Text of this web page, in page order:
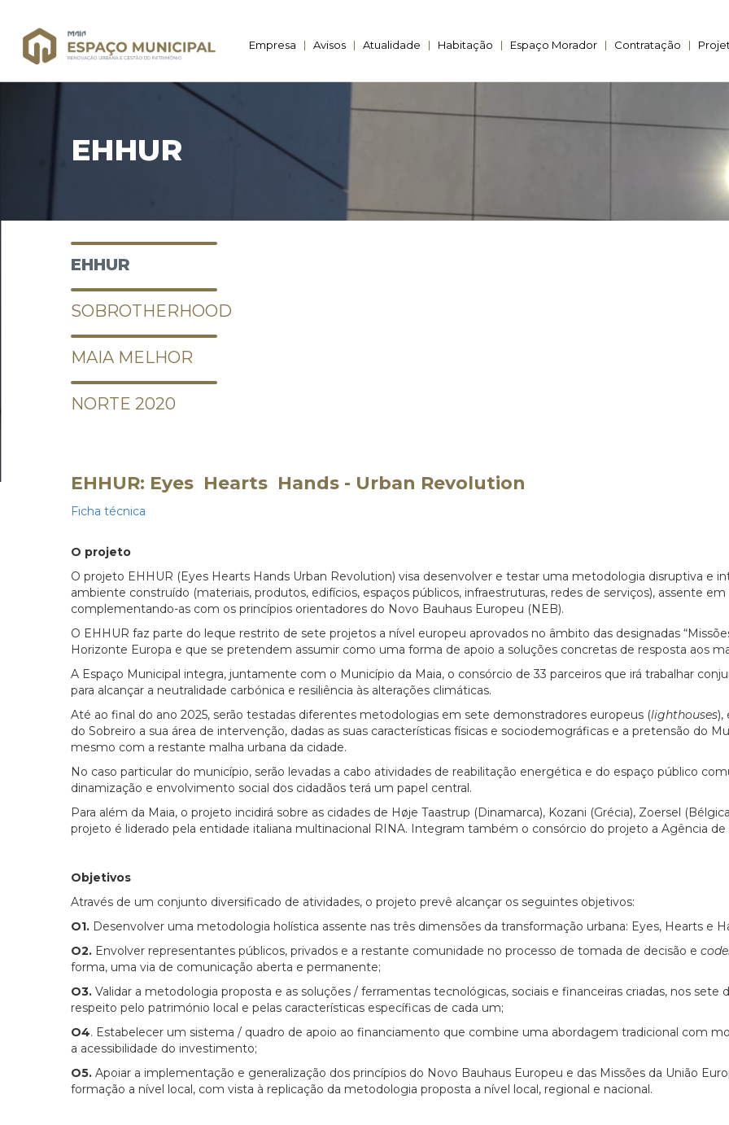
Empresa Avisos Atualidade Habitação Espaço Morador Contratação
EHHUR
EHHUR
SOBROTHERHOOD
MAIA MELHOR
NORTE 2020
EHHUR: Eyes Hearts Hands - Urban Revolution
Ficha técnica
O projeto
O projeto EHHUR (Eyes Hearts Hands Urban Revolution) visa desenvolver e testar uma metodologia disruptiva e
ambiente construído (materiais, produtos, edifícios, espaços públicos, infraestruturas, redes de serviços), assente
complementando-as com os princípios orientadores do Novo Bauhaus Europeu (NEB).
O EHHUR faz parte do leque restrito de sete projetos a nível europeu aprovados no âmbito das designadas
Horizonte Europa e que se pretendem assumir como uma forma de apoio a soluções concretas de resposta aos
A Espaço Municipal integra, juntamente com o Município da Maia, o consórcio de 33 parceiros que irá trabalhar
para alcançar a neutralidade carbónica e resiliência às alterações climáticas.
Até ao final do ano 2025, serão testadas diferentes metodologias em sete demonstradores europeus (lighthouses),
do Sobreiro a sua área de intervenção, dadas as suas características físicas e sociodemográficas e a pretensão do
mesmo com a restante malha urbana da cidade.
No caso particular do município, serão levadas a cabo atividades de reabilitação energética e do espaço público
dinamização e envolvimento social dos cidadãos terá um papel central.
Para além da Maia, o projeto incidirá sobre as cidades de Høje Taastrup (Dinamarca), Kozani (Grécia), Zoersel
projeto é liderado pela entidade italiana multinacional RINA. Integram também o consórcio do projeto a Agência
Objetivos
Através de um conjunto diversificado de atividades, o projeto prevê alcançar os seguintes objetivos:
O1. Desenvolver uma metodologia holística assente nas três dimensões da transformação urbana: Eyes, Hearts e
O2. Envolver representantes públicos, privados e a restante comunidade no processo de tomada de decisão e
forma, uma via de comunicação aberta e permanente;
O3. Validar a metodologia proposta e as soluções / ferramentas tecnológicas, sociais e financeiras criadas, nos
respeito pelo património local e pelas características específicas de cada um;
O4. Estabelecer um sistema / quadro de apoio ao financiamento que combine uma abordagem tradicional com
a acessibilidade do investimento;
O5. Apoiar a implementação e generalização dos princípios do Novo Bauhaus Europeu e das Missões da União
formação a nível local, com vista à replicação da metodologia proposta a nível local, regional e nacional.